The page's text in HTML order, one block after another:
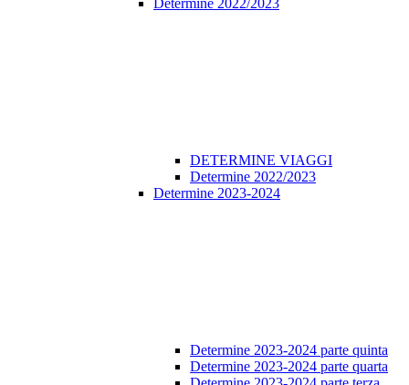
Determine 2022/2023
DETERMINE VIAGGI
Determine 2022/2023
Determine 2023-2024
Determine 2023-2024 parte quinta
Determine 2023-2024 parte quarta